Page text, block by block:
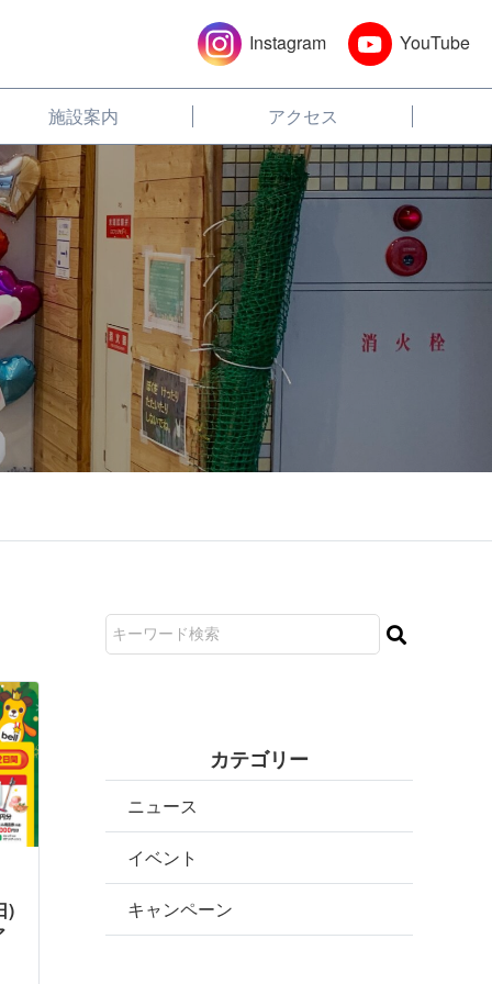
Instagram YouTube
施設案内 アクセス
)
カテゴリー
ニュース
イベント
キャンペーン